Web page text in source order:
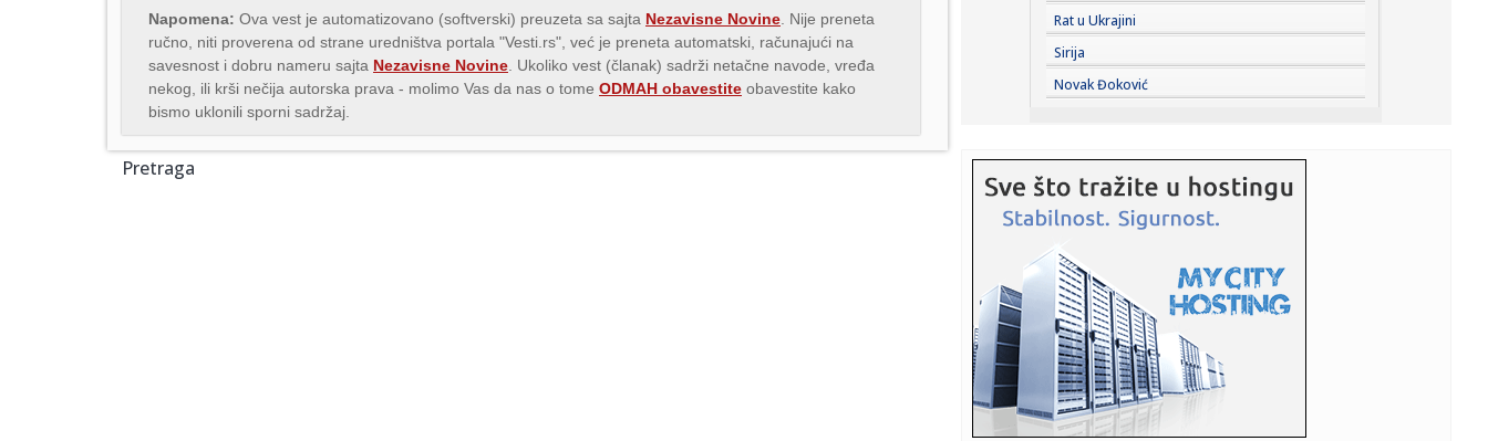
Napomena: Ova vest je automatizovano (softverski) preuzeta sa sajta Nezavisne Novine . Nije preneta
ručno, niti proverena od strane uredništva portala "Vesti.rs", već je preneta automatski, računajući na
savesnost i dobru nameru sajta Nezavisne Novine . Ukoliko vest (članak) sadrži netačne navode, vređa
nekog, ili krši nečija autorska prava - molimo Vas da nas o tome ODMAH obavestite obavestite kako
bismo uklonili sporni sadržaj.
Pretraga
11:28:Velemir: Zrenjanin kažnjava male privrednike
astronomskim račun...
11:27:Rasplet se bliži: Oglasio se MOL o kupovini NIS-a
11:25: Belgija šalje vojnike na Grenland
11:25:
pocijep...
11:25:"Stara dama" šampion neukusa (FOTO)
11:25:Međunarodna komisija više od godinu dana ćuti o
Trgovskoj gori...
11:25:Akcija Crvenog krsta: Banjalučani dali krv
Rat u Ukrajini
Sirija
Novak Đoković